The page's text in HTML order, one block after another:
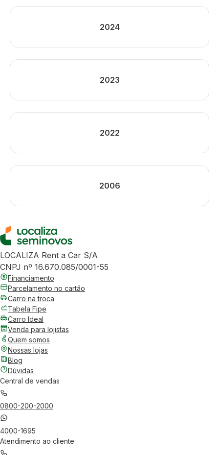
2024
2023
2022
2006
LOCALIZA Rent a Car S/A
CNPJ nº 16.670.085/0001-55
Financiamento
Parcelamento no cartão
Carro na troca
Tabela Fipe
Carro Ideal
Venda para lojistas
Quem somos
Nossas lojas
Blog
Dúvidas
Central de vendas
0800-200-2000
4000-1695
Atendimento ao cliente